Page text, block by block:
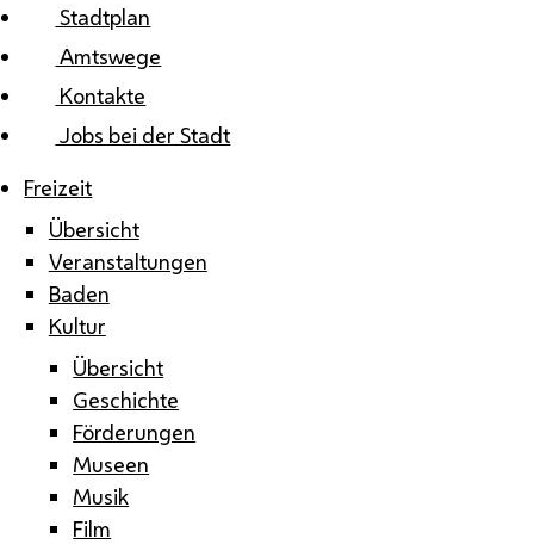
Stadtplan
Amtswege
Kontakte
Jobs bei der Stadt
Freizeit
Übersicht
Veranstaltungen
Baden
Kultur
Übersicht
Geschichte
Förderungen
Museen
Musik
Film